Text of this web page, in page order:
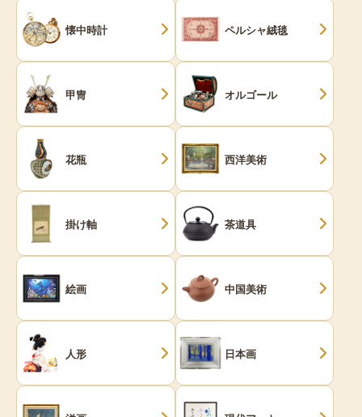
懐中時計 ペルシャ絨毯
甲冑 オルゴール
花瓶 西洋美術
掛け軸 茶道具
絵画 中国美術
人形 日本画